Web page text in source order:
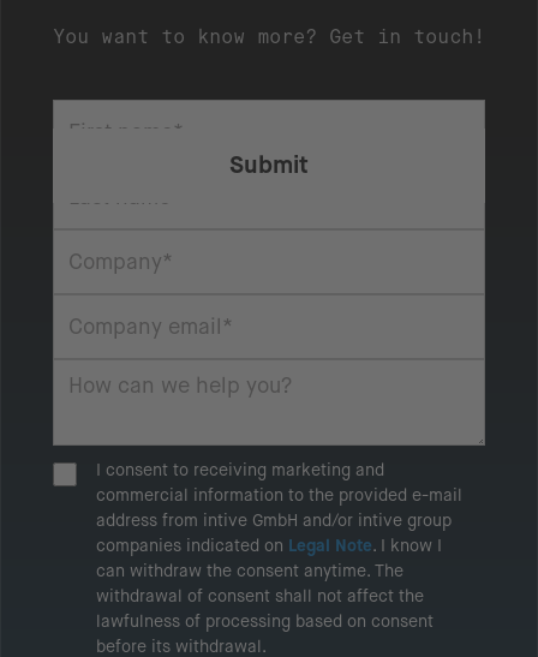
You want to know more? Get in touch!
I consent to receiving marketing and
commercial information to the provided e-mail
address from intive GmbH and/or intive group
companies indicated on Legal Note. I know I
can withdraw the consent anytime. The
withdrawal of consent shall not affect the
lawfulness of processing based on consent
before its withdrawal.